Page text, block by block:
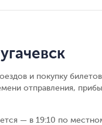
и покупку
отправления,
— в 19:10 по